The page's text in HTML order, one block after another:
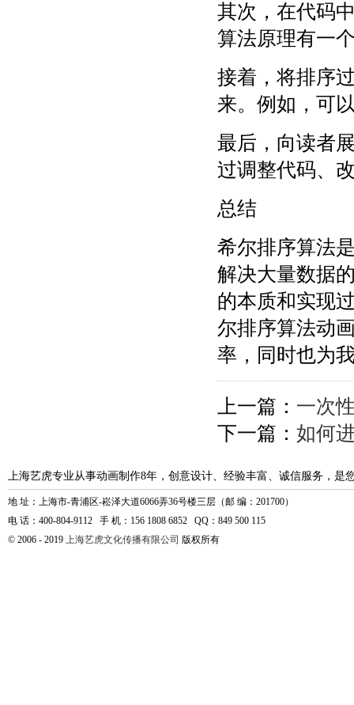
其次，在代码
算法原理有一
接着，将排序
来。例如，可
最后，向读者
过调整代码、
总结
希尔排序算法
解决大量数据
的本质和实现
尔排序算法动
率，同时也为
上一篇： 一次
下一篇： 如何
上海艺虎专业从事动画制作8年，创意设计、经验丰富、诚信服务，是
地 址：上海市-青浦区-崧泽大道6066弄36号楼三层（邮 编：201700）
电 话：400-804-9112 手 机：156 1808 6852 QQ：849 500 115
© 2006 - 2019 上海艺虎文化传播有限公司 版权所有